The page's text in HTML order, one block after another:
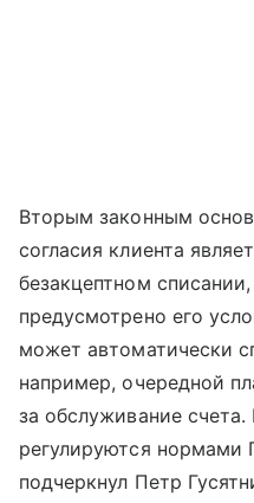
Вторым законным
согласия клиента
безакцептном
предусмотрено его
может автоматически
например, очередной
за обслуживание счета.
регулируются нормами
подчеркнул Петр